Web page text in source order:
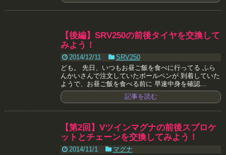
【後編】SRV250の前後タイヤを交換して
みよう！
2014/12/11
SRV250
ども。 先日、いつもお昼ご飯を食べに行ってる ふら
んかいさんで注文していたボールペンが 到着していた
ようで、お昼ご飯を食べる前に 早速中身を確認...
記事を読む
【第2回】Vツインマグナの前後スプロケ
ットとチェーンを交換してみよう！
2014/11/1
マグナ